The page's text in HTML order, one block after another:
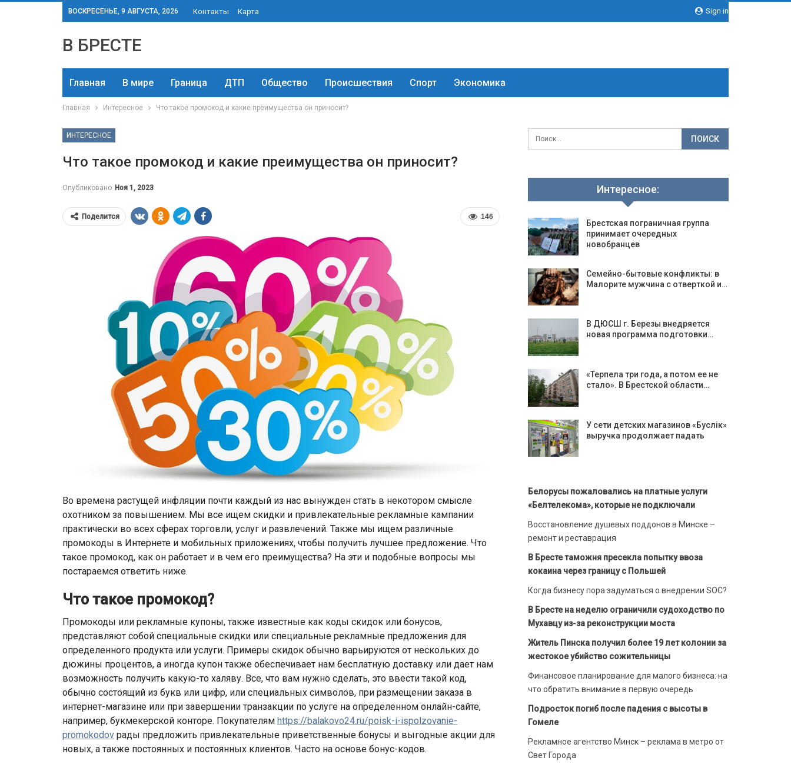
Sign in
ВОСКРЕСЕНЬЕ, 9 АВГУСТА, 2026 Контакты Карта
В БРЕСТЕ
Главная В мире Граница ДТП Общество Происшествия Спорт Экономика
Главная Интересное Что такое промокод и какие преимущества он приносит?
ИНТЕРЕСНОЕ
Что такое промокод и какие преимущества он приносит?
Опубликовано Ноя 1, 2023
146
Поделится
Во времена растущей инфляции почти каждый из нас вынужден стать в некотором смысле
охотником за повышением. Мы все ищем скидки и привлекательные рекламные кампании
практически во всех сферах торговли, услуг и развлечений. Также мы ищем различные
промокоды в Интернете и мобильных приложениях, чтобы получить лучшее предложение. Что
такое промокод, как он работает и в чем его преимущества? На эти и подобные вопросы мы
постараемся ответить ниже.
Что такое промокод?
Промокоды или рекламные купоны, также известные как коды скидок или бонусов,
представляют собой специальные скидки или специальные рекламные предложения для
определенного продукта или услуги. Примеры скидок обычно варьируются от нескольких до
дюжины процентов, а иногда купон также обеспечивает нам бесплатную доставку или дает нам
возможность получить какую-то халяву. Все, что вам нужно сделать, это ввести такой код,
обычно состоящий из букв или цифр, или специальных символов, при размещении заказа в
интернет-магазине или при завершении транзакции по услуге на определенном онлайн-сайте,
например, букмекерской конторе. Покупателям https://balakovo24.ru/poisk-i-ispolzovanie-
promokodov рады предложить привлекательные приветственные бонусы и выгодные акции для
новых, а также постоянных и постоянных клиентов. Часто на основе бонус-кодов.
Интересное:
Брестская пограничная группа
принимает очередных
новобранцев
Семейно-бытовые конфликты: в
Малорите мужчина с отверткой и…
В ДЮСШ г. Березы внедряется
новая программа подготовки…
«Терпела три года, а потом ее не
стало». В Брестской области…
У сети детских магазинов «Буслiк»
выручка продолжает падать
Белорусы пожаловались на платные услуги
«Белтелекома», которые не подключали
Восстановление душевых поддонов в Минске –
ремонт и реставрация
В Бресте таможня пресекла попытку ввоза
кокаина через границу с Польшей
Когда бизнесу пора задуматься о внедрении SOC?
В Бресте на неделю ограничили судоходство по
Мухавцу из-за реконструкции моста
Житель Пинска получил более 19 лет колонии за
жестокое убийство сожительницы
Финансовое планирование для малого бизнеса: на
что обратить внимание в первую очередь
Подросток погиб после падения с высоты в
Гомеле
Рекламное агентство Минск – реклама в метро от
Свет Города